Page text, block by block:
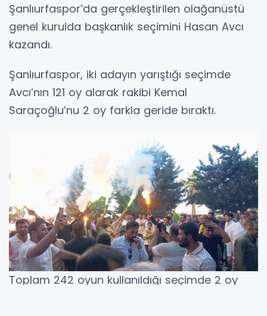
Şanlıurfaspor’da gerçekleştirilen olağanüstü
genel kurulda başkanlık seçimini Hasan Avcı
kazandı.
Şanlıurfaspor, iki adayın yarıştığı seçimde
Avcı’nın 121 oy alarak rakibi Kemal
Saraçoğlu’nu 2 oy farkla geride bıraktı.
Toplam 242 oyun kullanıldığı seçimde 2 oy